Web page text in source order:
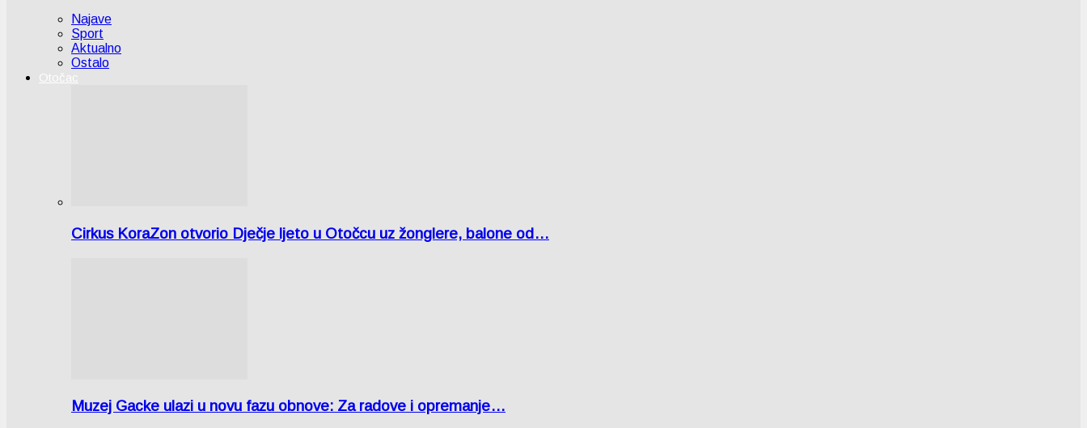
Najave
Sport
Aktualno
Ostalo
Otočac
Cirkus KoraZon otvorio Dječje ljeto u Otočcu uz žonglere, balone od…
Muzej Gacke ulazi u novu fazu obnove: Za radove i opremanje…